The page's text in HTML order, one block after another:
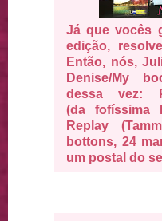
Já que vocês
edição,
Então, nós,
Denise/My
dessa vez:
(da fofíssima
Replay
bottons, 24
um postal do